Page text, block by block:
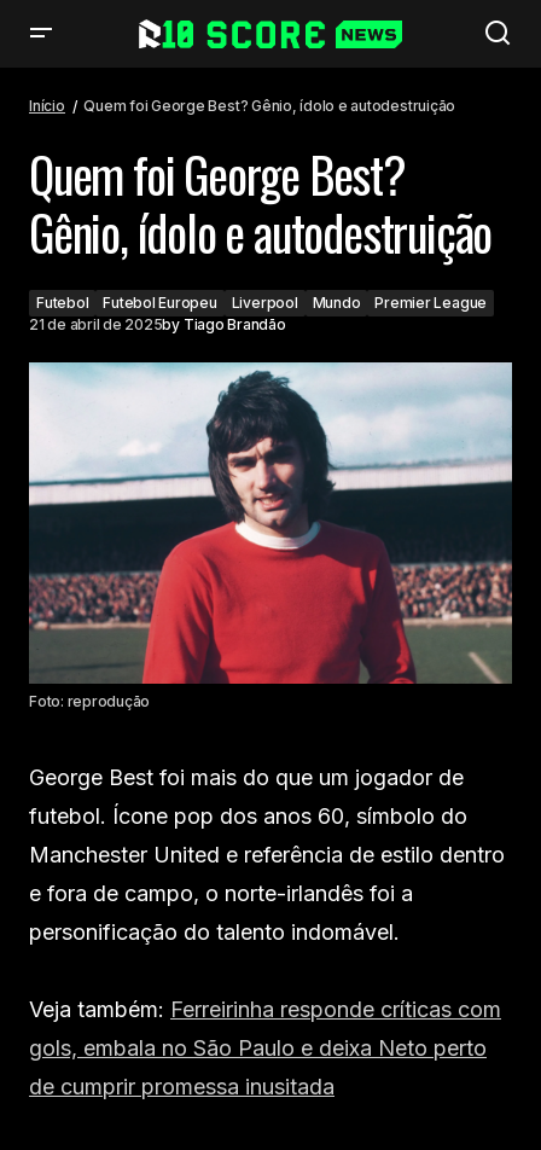
Início Quem foi George Best? Gênio, ídolo e autodestruição
Quem foi George Best?
Gênio, ídolo e autodestruição
Futebol Futebol Europeu Liverpool Mundo
Premier League
21 de abril de 2025by Tiago Brandão
Foto: reprodução
George Best foi mais do que um jogador de
futebol. Ícone pop dos anos 60, símbolo do
Manchester United e referência de estilo dentro
e fora de campo, o norte-irlandês foi a
personificação do talento indomável.
Veja também: Ferreirinha responde críticas com
gols, embala no São Paulo e deixa Neto perto
de cumprir promessa inusitada